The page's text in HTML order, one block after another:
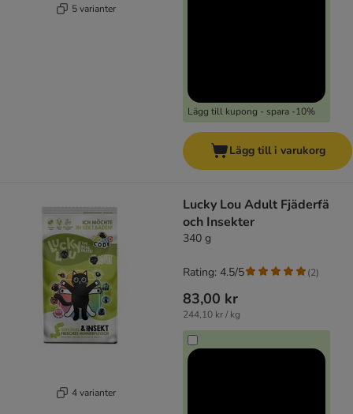
5 varianter
Lägg till kupong - spara -10%
Lägg till i varukorg
4 varianter
Lucky Lou Adult Fjäderfä
och Insekter
340 g
83,00 kr
244,10 kr / kg
Rating: 4.5/5 (2)